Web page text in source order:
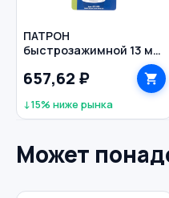
ПАТРОН
быстрозажимной 13 мм
1/2"-20UNF с адаптером
SDS-plus ПРАКТИКА
657,62 ₽
↓15% ниже рынка
Может